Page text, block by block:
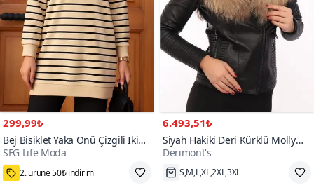
299,99₺
Bej Bisiklet Yaka Önü Çizgili İki
İplik Büyük Beden Tunik
SFG Life Moda
800+
2. ürüne 50₺ indirim
6.493,51₺
Siyah Hakiki Deri Kürklü Molly
Ceket
Derimont's
S,M,L,XL,2XL,3XL